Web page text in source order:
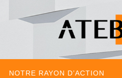
NOTRE RAYON D’ACTION